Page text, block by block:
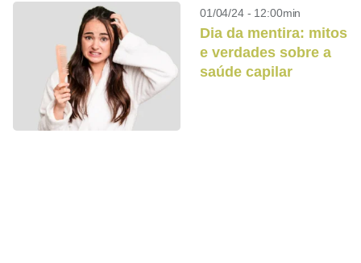
01/04/24 - 12:00min
Dia da mentira: mitos
e verdades sobre a
saúde capilar